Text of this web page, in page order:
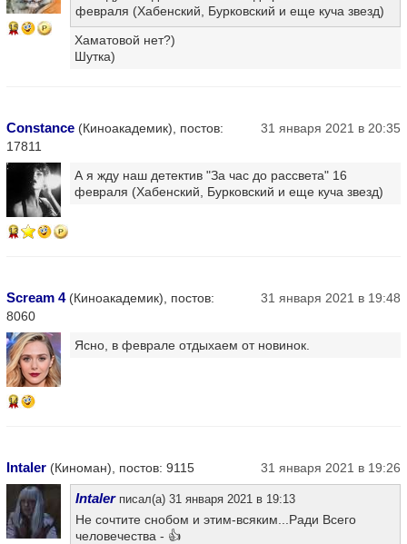
15
февраля (Хабенский, Бурковский и еще куча звезд)
Хаматовой нет?)
Шутка)
Constance (Киноакадемик), постов:
17811
31 января 2021 в 20:35
13
А я жду наш детектив "За час до рассвета" 16
февраля (Хабенский, Бурковский и еще куча звезд)
Scream 4(Киноакадемик), постов:
8060
31 января 2021 в 19:48
14
Ясно, в феврале отдыхаем от новинок.
Intaler (Киноман), постов: 9115 31 января 2021 в 19:26
Intalerписал(а) 31 января 2021 в 19:13
Не сочтите снобом и этим-всяким...Ради Всего
человечества - 👍